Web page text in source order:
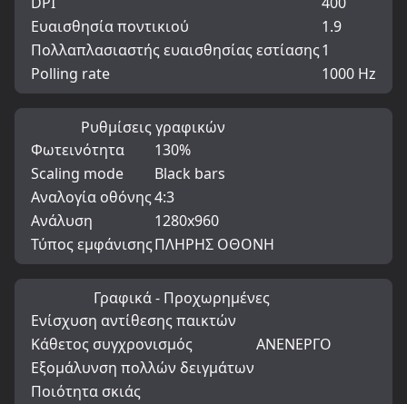
Ευαισθησία ποντικιού
1.9
Πολλαπλασιαστής ευαισθησίας εστίασης1
Polling rate
1000 Hz
Ρυθμίσεις γραφικών
Φωτεινότητα
130%
Scaling mode
Black bars
Αναλογία οθόνης4:3
Ανάλυση
1280x960
Τύπος εμφάνισηςΠΛΗΡΗΣ ΟΘΟΝΗ
Γραφικά - Προχωρημένες
Ενίσχυση αντίθεσης παικτών
Κάθετος συγχρονισμός
ΑΝΕΝΕΡΓΟ
Εξομάλυνση πολλών δειγμάτων
Ποιότητα σκιάς